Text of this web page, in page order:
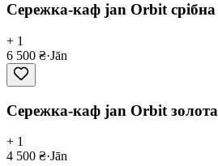
Сережка-каф jan Orbit срібна
+ 1
6 500 ₴·Jān
Сережка-каф jan Orbit золота
+ 1
4 500 ₴·Jān